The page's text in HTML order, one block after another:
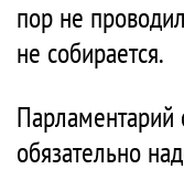
пор не
не собирается.
Парламентарий
обязательно